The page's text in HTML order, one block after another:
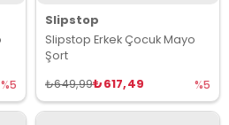
%5
Slipstop
Slipstop Erkek Çocuk Mayo
Şort
₺617,49
₺649,99 %5